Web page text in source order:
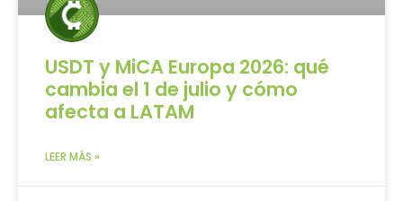
USDT y MiCA Europa 2026: qué
cambia el 1 de julio y cómo
afecta a LATAM
LEER MÁS »